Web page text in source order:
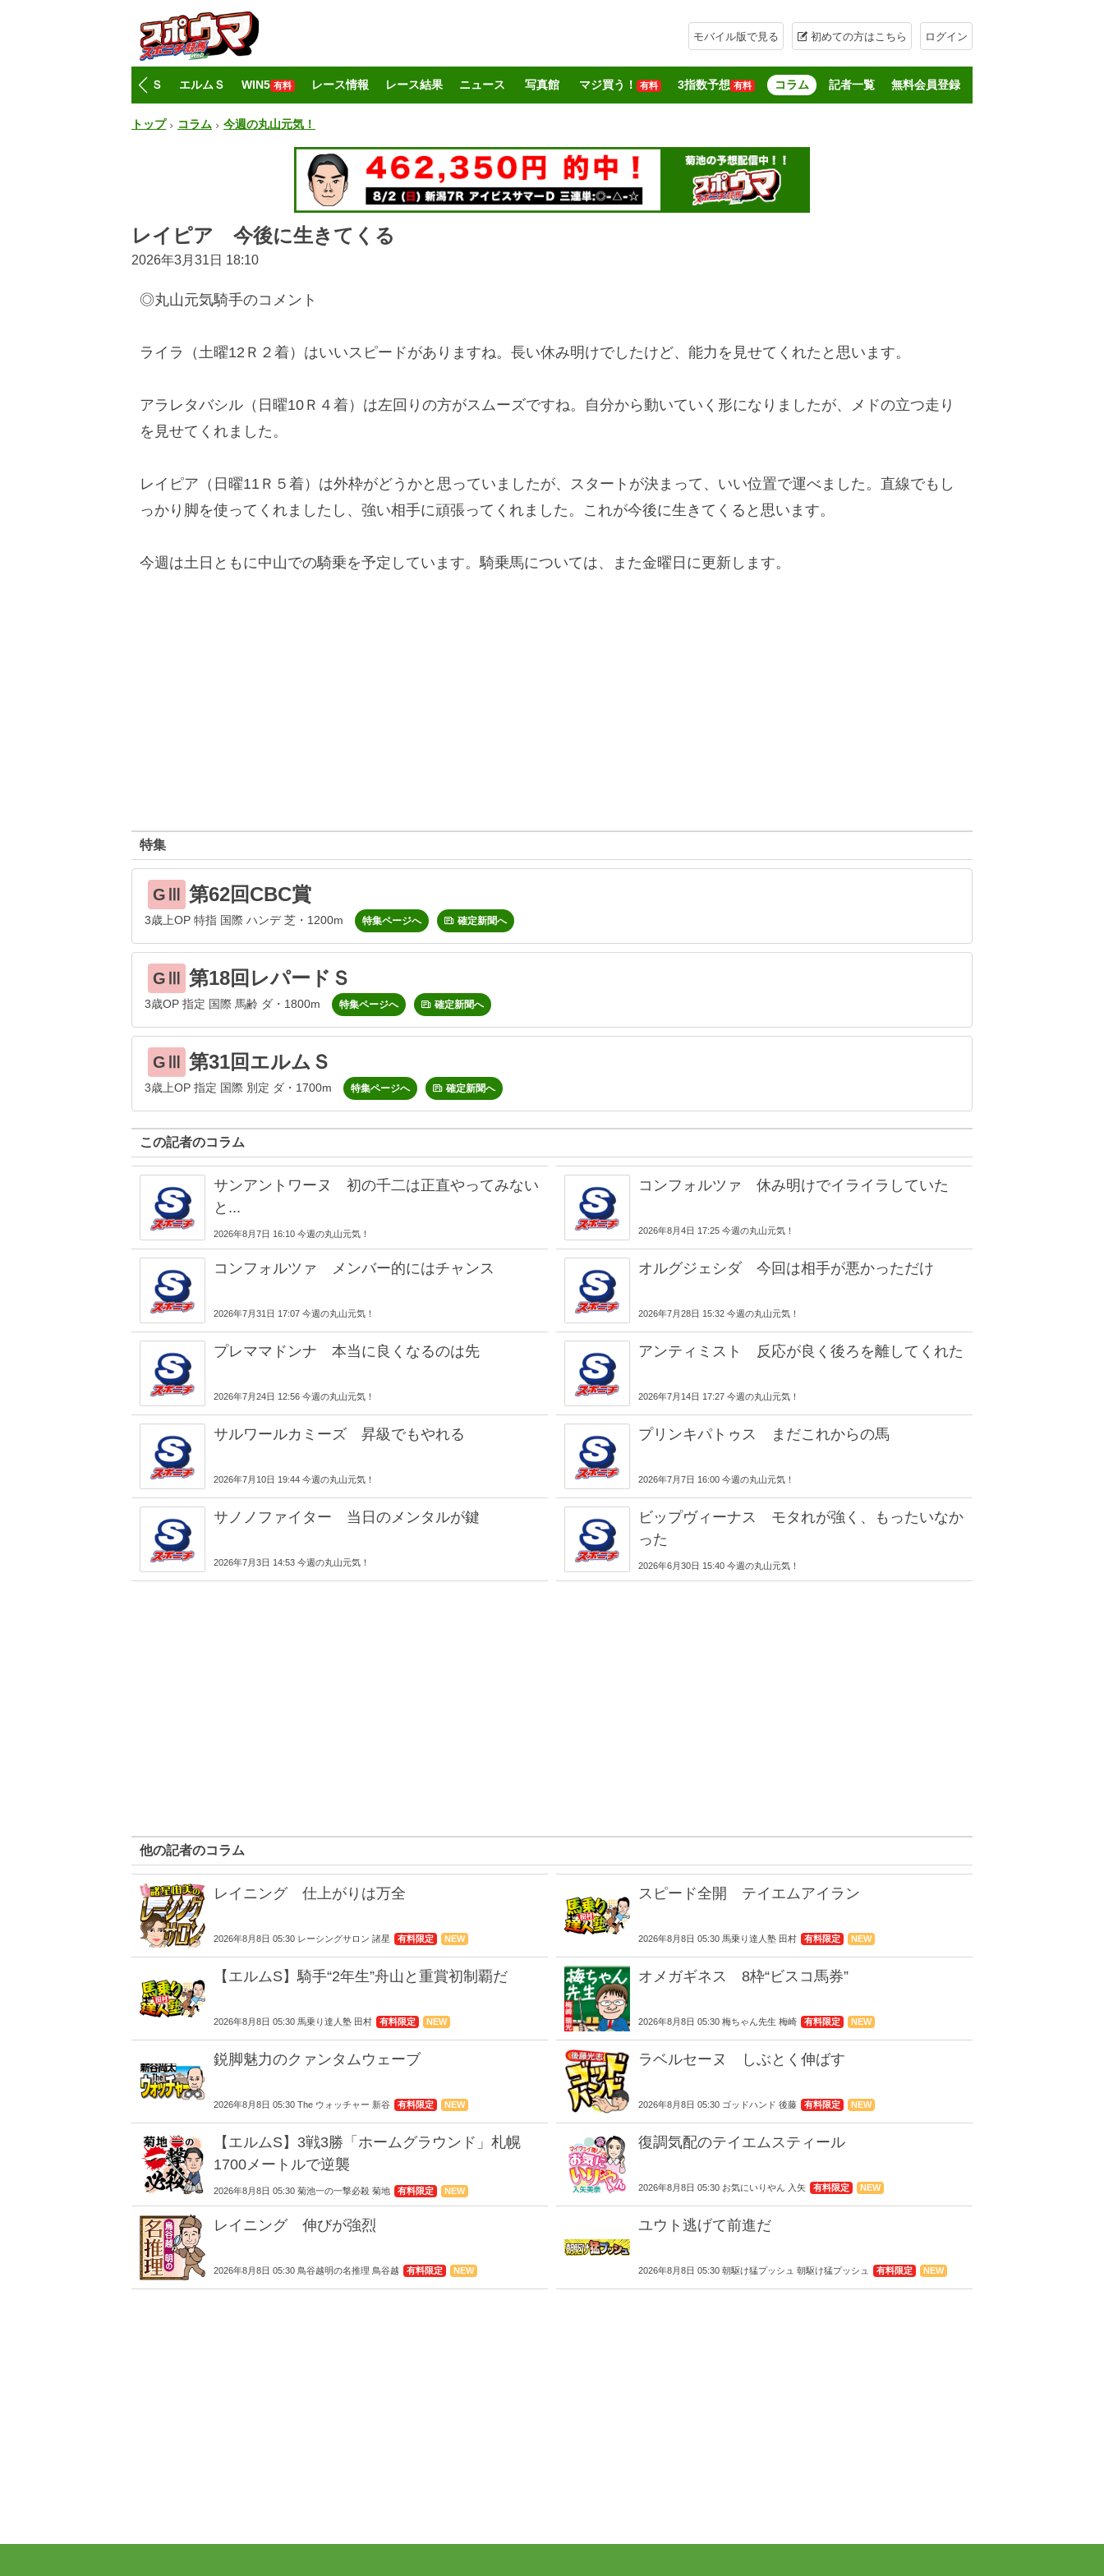
モバイル版で見る 初めての方はこちら ログイン
レパードＳ エルムＳ WIN5 有料 レース情報 レース結果 ニュース 写真館 マジ買う！ 有料 3指数予想 有料 コラム 記者一覧 無料会員登録
トップ コラム 今週の丸山元気！
レイピア 今後に生きてくる
2026年3月31日 18:10
◎丸山元気騎手のコメント
ライラ（土曜12Ｒ２着）はいいスピードがありますね。長い休み明けでしたけど、能力を見せてくれたと思います。
アラレタバシル（日曜10Ｒ４着）は左回りの方がスムーズですね。自分から動いていく形になりましたが、メドの立つ走り
を見せてくれました。
レイピア（日曜11Ｒ５着）は外枠がどうかと思っていましたが、スタートが決まって、いい位置で運べました。直線でもし
っかり脚を使ってくれましたし、強い相手に頑張ってくれました。これが今後に生きてくると思います。
今週は土日ともに中山での騎乗を予定しています。騎乗馬については、また金曜日に更新します。
特集
GⅢ 第62回CBC賞
3歳上OP 特指 国際 ハンデ 芝・1200m 特集ページへ 確定新聞へ
GⅢ 第18回レパードＳ
3歳OP 指定 国際 馬齢 ダ・1800m 特集ページへ 確定新聞へ
GⅢ 第31回エルムＳ
3歳上OP 指定 国際 別定 ダ・1700m 特集ページへ 確定新聞へ
この記者のコラム
サンアントワーヌ 初の千二は正直やってみない
と...
2026年8月7日 16:10 今週の丸山元気！
コンフォルツァ 休み明けでイライラしていた
2026年8月4日 17:25 今週の丸山元気！
コンフォルツァ メンバー的にはチャンス
2026年7月31日 17:07 今週の丸山元気！
オルグジェシダ 今回は相手が悪かっただけ
2026年7月28日 15:32 今週の丸山元気！
プレママドンナ 本当に良くなるのは先
2026年7月24日 12:56 今週の丸山元気！
アンティミスト 反応が良く後ろを離してくれた
2026年7月14日 17:27 今週の丸山元気！
サルワールカミーズ 昇級でもやれる
2026年7月10日 19:44 今週の丸山元気！
プリンキパトゥス まだこれからの馬
2026年7月7日 16:00 今週の丸山元気！
サノノファイター 当日のメンタルが鍵
2026年7月3日 14:53 今週の丸山元気！
ビップヴィーナス モタれが強く、もったいなか
った
2026年6月30日 15:40 今週の丸山元気！
他の記者のコラム
レイニング 仕上がりは万全
2026年8月8日 05:30 レーシングサロン 諸星 有料限定 NEW
スピード全開 テイエムアイラン
2026年8月8日 05:30 馬乗り達人塾 田村 有料限定 NEW
【エルムS】騎手“2年生”舟山と重賞初制覇だ
2026年8月8日 05:30 馬乗り達人塾 田村 有料限定 NEW
オメガギネス 8枠“ビスコ馬券”
2026年8月8日 05:30 梅ちゃん先生 梅崎 有料限定 NEW
鋭脚魅力のクァンタムウェーブ
2026年8月8日 05:30 The ウォッチャー 新谷 有料限定 NEW
ラベルセーヌ しぶとく伸ばす
2026年8月8日 05:30 ゴッドハンド 後藤 有料限定 NEW
【エルムS】3戦3勝「ホームグラウンド」札幌
1700メートルで逆襲
2026年8月8日 05:30 菊池一の一撃必殺 菊地 有料限定 NEW
復調気配のテイエムスティール
2026年8月8日 05:30 お気にいりやん 入矢 有料限定 NEW
レイニング 伸びが強烈
2026年8月8日 05:30 鳥谷越明の名推理 鳥谷越 有料限定 NEW
ユウト逃げて前進だ
2026年8月8日 05:30 朝駆け猛プッシュ 朝駆け猛プッシュ 有料限定 NEW